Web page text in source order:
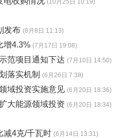
(10月25日 10:19)
发布 (8月8日 11:13)
增4.3% (7月17日 19:08)
范项目通知下达 (7月10日 14:50)
落实机制 (6月26日 7:38)
域投资实施意见 (6月20日 18:36)
大能源领域投资 (6月20日 18:34)
减4克/千瓦时 (6月14日 13:31)